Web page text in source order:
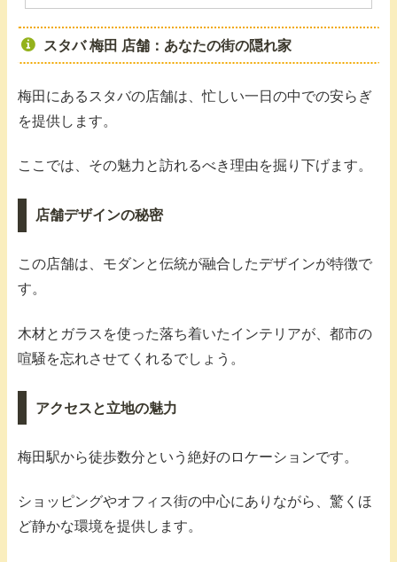
スタバ 梅田 店舗：あなたの街の隠れ家
梅田にあるスタバの店舗は、忙しい一日の中での安らぎ
を提供します。
ここでは、その魅力と訪れるべき理由を掘り下げます。
店舗デザインの秘密
この店舗は、モダンと伝統が融合したデザインが特徴で
す。
木材とガラスを使った落ち着いたインテリアが、都市の
喧騒を忘れさせてくれるでしょう。
アクセスと立地の魅力
梅田駅から徒歩数分という絶好のロケーションです。
ショッピングやオフィス街の中心にありながら、驚くほ
ど静かな環境を提供します。